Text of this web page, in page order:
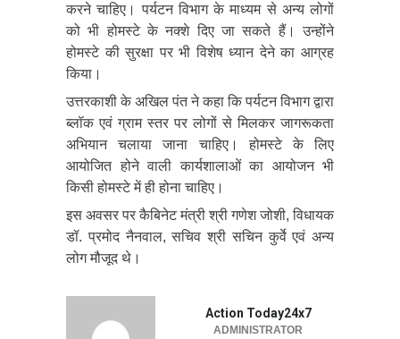
करने चाहिए। पर्यटन विभाग के माध्यम से अन्य लोगों
को भी होमस्टे के नक्शे दिए जा सकते हैं। उन्होंने
होमस्टे की सुरक्षा पर भी विशेष ध्यान देने का आग्रह
किया।
उत्तरकाशी के अखिल पंत ने कहा कि पर्यटन विभाग द्वारा
ब्लॉक एवं ग्राम स्तर पर लोगों से मिलकर जागरूकता
अभियान चलाया जाना चाहिए। होमस्टे के लिए
आयोजित होने वाली कार्यशालाओं का आयोजन भी
किसी होमस्टे में ही होना चाहिए।
इस अवसर पर कैबिनेट मंत्री श्री गणेश जोशी, विधायक
डॉ. प्रमोद नैनवाल, सचिव श्री सचिन कुर्वे एवं अन्य
लोग मौजूद थे।
Action Today24x7
ADMINISTRATOR